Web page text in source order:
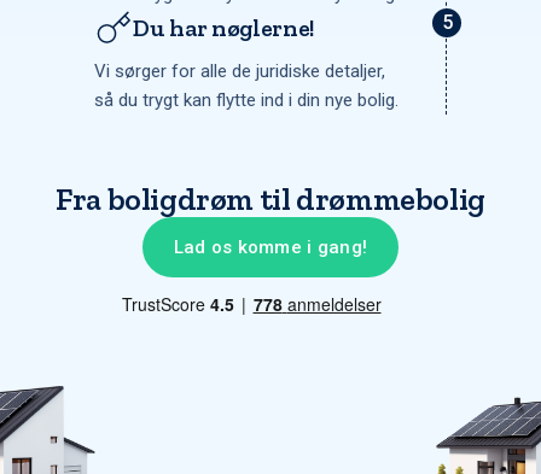
Du har nøglerne!
Vi sørger for alle de juridiske detaljer,
så du trygt kan flytte ind i din nye bolig.
Fra boligdrøm til drømmebolig
Lad os komme i gang!